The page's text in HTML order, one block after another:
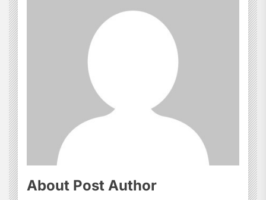
About Post Author